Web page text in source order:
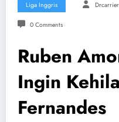
Liga Inggris
0 Comments
Ruben
Ingin
Fernandes